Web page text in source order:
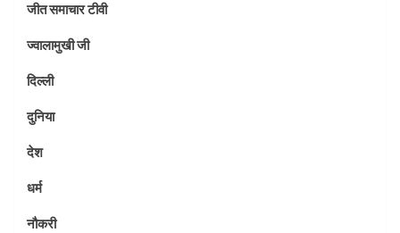
जीत समाचार टीवी
ज्वालामुखी जी
दिल्ली
दुनिया
देश
धर्म
नौकरी